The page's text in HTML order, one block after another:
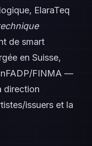
ElaraTeq
de smart
en Suisse,
FINMA —
direction
issuers et la